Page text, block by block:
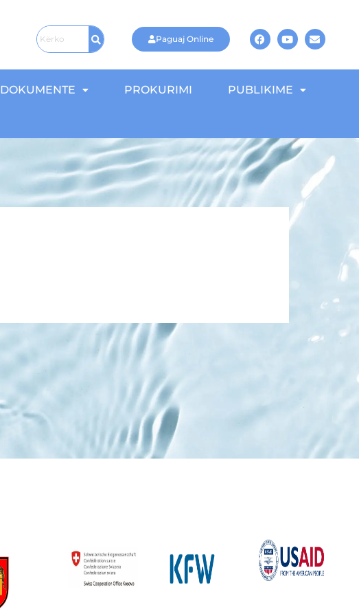
Paguaj Online
DOKUMENTE PROKURIMI PUBLIKIME